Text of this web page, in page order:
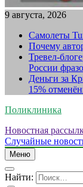
9 августа, 2026
Самолеты
Почему
Тревел-
России
Деньги за
15%
Поликлиника
Новостная
Случайные
Меню
Найти: